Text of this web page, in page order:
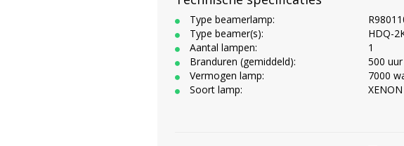
Type beamerlamp:
Type beamer(s):
HDQ-
Aantal lampen:
1
Branduren (gemiddeld):
500 uur
Vermogen lamp:
7000
Soort lamp:
XENON